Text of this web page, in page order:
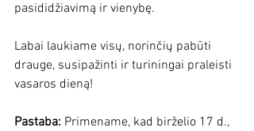
pasididžiavimą ir vienybę.
Labai laukiame visų, norinčių pabūti
drauge, susipažinti ir turiningai praleisti
vasaros dieną!
Pastaba: Primename, kad birželio 17 d.,